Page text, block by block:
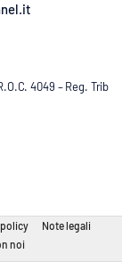
4049 – Reg. Trib
Note legali
noi